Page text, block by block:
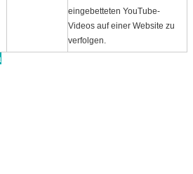
eingebetteten YouTube-
Videos auf einer Website zu
verfolgen.